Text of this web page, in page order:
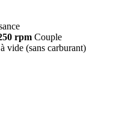
rpm Couple
vide (sans carburant)